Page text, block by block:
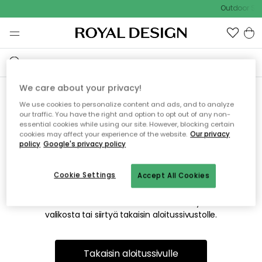
Outdoor
Emme valitettavasti löydä
etsimääsi sivua
Tämä voi johtua siitä, että sivua ei enää ole tai siitä, että se
on siirretty muualle. Pahoittelemme tästä mahdollisesti
valikosta tai siirtyä takaisin aloitussivustolle.
Takaisin aloitussivulle
We care about your privacy!
We use cookies to personalize content and ads, and to analyze
our traffic. You have the right and option to opt out of any non-
essential cookies while using our site. However, blocking certain
cookies may affect your experience of the website. Our privacy
policy Google's privacy policy
Accept All Cookies
Cookie Settings